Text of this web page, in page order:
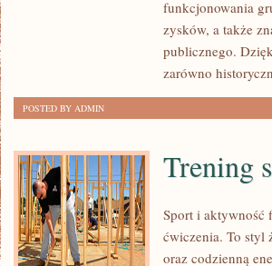
funkcjonowania
zysków, a także
publicznego.
zarówno
POSTED BY ADMIN
Trening
Sport i aktywność
ćwiczenia. To styl
oraz codzienną